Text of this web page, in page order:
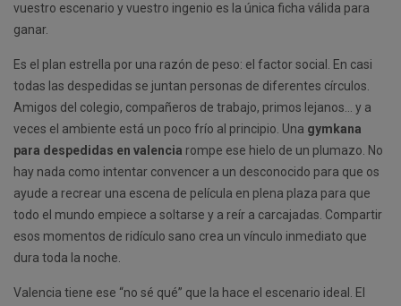
vuestro escenario y vuestro ingenio es la única ficha válida para
ganar.
Es el plan estrella por una razón de peso: el factor social. En casi
todas las despedidas se juntan personas de diferentes círculos.
Amigos del colegio, compañeros de trabajo, primos lejanos… y a
veces el ambiente está un poco frío al principio. Una gymkana
para despedidas en valencia rompe ese hielo de un plumazo. No
hay nada como intentar convencer a un desconocido para que os
ayude a recrear una escena de película en plena plaza para que
todo el mundo empiece a soltarse y a reír a carcajadas. Compartir
esos momentos de ridículo sano crea un vínculo inmediato que
dura toda la noche.
Valencia tiene ese “no sé qué” que la hace el escenario ideal. El